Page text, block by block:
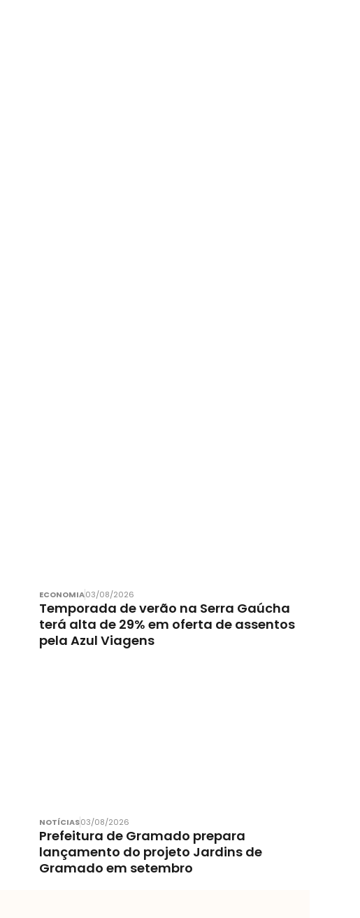
ECONOMIA03/08/2026
Temporada de verão na Serra Gaúcha
terá alta de 29% em oferta de assentos
pela Azul Viagens
NOTÍCIAS03/08/2026
Prefeitura de Gramado prepara
lançamento do projeto Jardins de
Gramado em setembro